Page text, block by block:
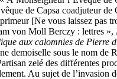
de Capsa coadjuteur
[Ne vous laissez pas
von Moll Berczy : lettres »,
aux calomnies de Pierre
demoiselle sous le nom de
zelé des différentes
Au sujet de l’invasion